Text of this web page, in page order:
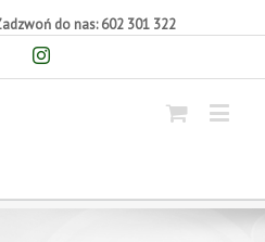
do nas: 602 301 322
FacebookInstagram